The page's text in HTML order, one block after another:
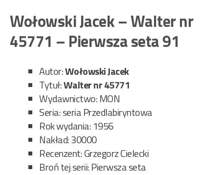
Wołowski Jacek – Walter nr
45771 – Pierwsza seta 91
Autor:Wołowski Jacek
Tytuł:Walter nr 45771
Wydawnictwo: MON
Seria: seria Przedlabiryntowa
Rok wydania: 1956
Nakład: 30000
Recenzent: Grzegorz Cielecki
Broń tej serii: Pierwsza seta